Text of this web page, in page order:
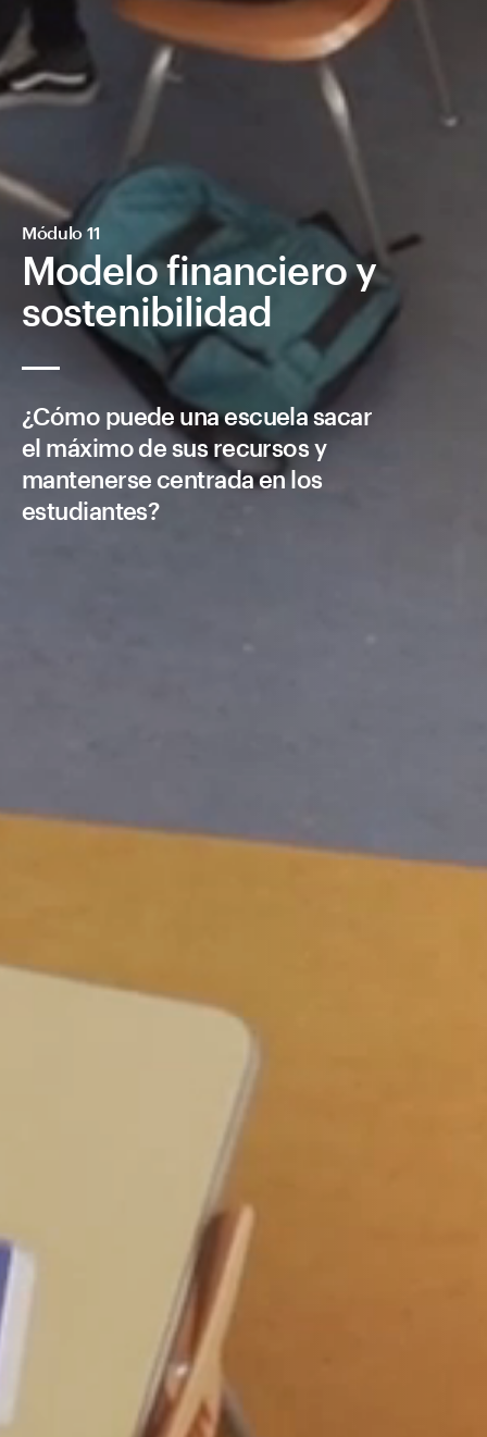
Módulo 11
Modelo financiero y
sostenibilidad
¿Cómo puede una escuela sacar
el máximo de sus recursos y
mantenerse centrada en los
estudiantes?